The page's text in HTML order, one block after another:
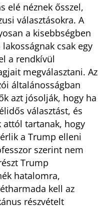
elé néznek ősszel,
választásokra. A
a kisebbségben
csak egy
a rendkívül
megválasztani. Az
általánosságban
azt jósolják, hogy ha
választást, és
attól tartanak, hogy
a Trump elleni
szerint nem
Trump
hatalomra,
kell az
részvételt